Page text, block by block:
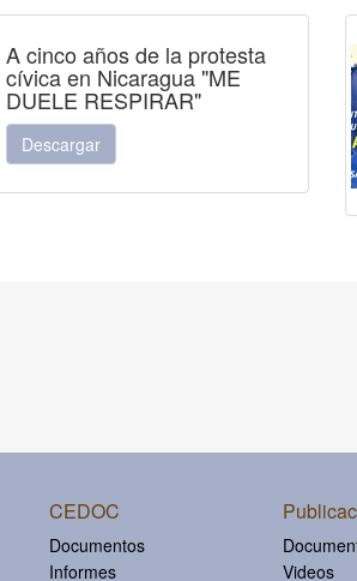
A cinco años de la protesta
cívica en Nicaragua "ME
DUELE RESPIRAR"
Descargar
CEDOC
Documentos
Informes
Videos